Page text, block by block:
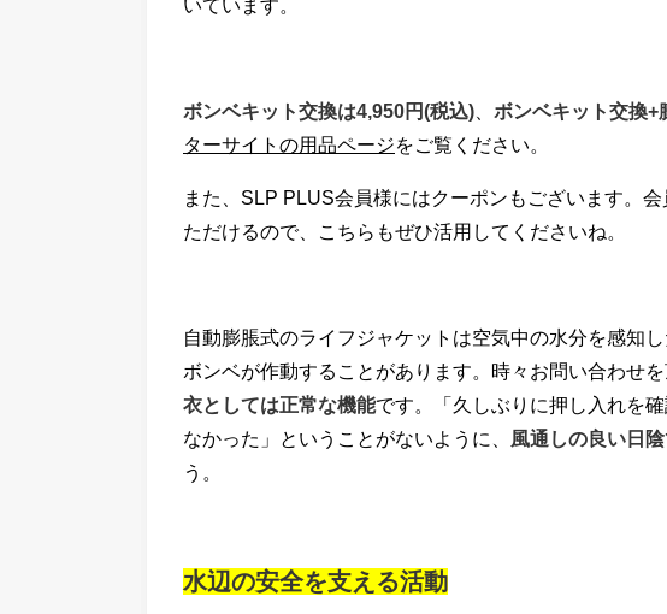
いています。
ボンベキット交換は4,950円(税込) ボンベキット交換+
ターサイトの用品ページをご覧ください。
また、SLP PLUS会員様にはクーポンもございます。会
ただけるので、こちらもぜひ活用してくださいね。
自動膨脹式のライフジャケットは空気中の水分を感知
ボンベが作動することがあります。時々お問い合わせ
衣としては正常な機能です。「久しぶりに押し入れを
なかった」ということがないように、 風通しの良い日
う。
水辺の安全を支える活動